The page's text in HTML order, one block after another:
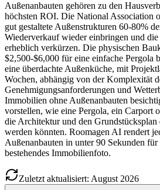
Außenanbauten gehören zu den
höchsten ROI. Die National Association
gut gestaltete Außenstrukturen 60-80%
Wiederverkauf wieder einbringen und
erheblich verkürzen. Die physischen
$2,500-$6,000 für eine einfache Pergola
eine überdachte Außenküche, mit
Wochen, abhängig von der Komplexität
Genehmigungsanforderungen und
Immobilien ohne Außenanbauten
vorstellen, wie eine Pergola, ein Carport
die Architektur und den Grundstücksplan
werden könnten. Roomagen AI rendert
Außenanbauten in unter 90 Sekunden
bestehendes Immobilienfoto.
Zuletzt aktualisiert: August 2026